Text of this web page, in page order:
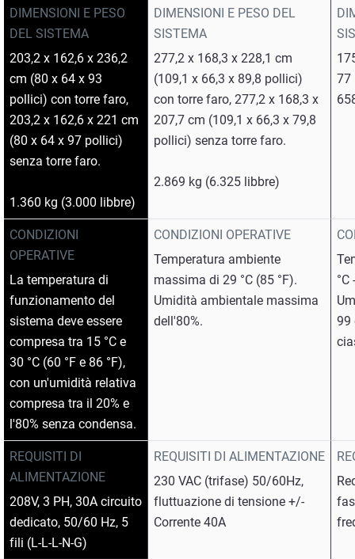
DIMENSIONI E PESO
DEL SISTEMA
203,2 x 162,6 x 236,2
cm (80 x 64 x 93
pollici) con torre faro,
203,2 x 162,6 x 221 cm
(80 x 64 x 97 pollici)
senza torre faro.
1.360 kg (3.000 libbre)
CONDIZIONI
OPERATIVE
La temperatura di
funzionamento del
sistema deve essere
compresa tra 15 °C e
30 °C (60 °F e 86 °F),
con un'umidità relativa
compresa tra il 20% e
l'80% senza condensa.
REQUISITI DI
ALIMENTAZIONE
208V, 3 PH, 30A circuito
dedicato, 50/60 Hz, 5
fili (L-L-L-N-G)
DIMENSIONI E PESO DEL
SISTEMA
277,2 x 168,3 x 228,1 cm
(109,1 x 66,3 x 89,8 pollici)
con torre faro, 277,2 x 168,3 x
207,7 cm (109,1 x 66,3 x 79,8
pollici) senza torre faro.
2.869 kg (6.325 libbre)
CONDIZIONI OPERATIVE
Temperatura ambiente
massima di 29 °C (85 °F).
Umidità ambientale massima
dell'80%.
REQUISITI DI ALIMENTAZIONE
230 VAC (trifase) 50/60Hz,
fluttuazione di tensione +/-
Corrente 40A
77
°C
99